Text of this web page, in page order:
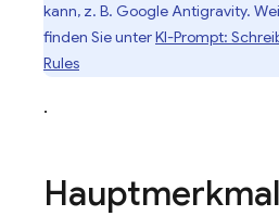
kann, z. B. Google Antigravity.
finden Sie unterKI-Prompt:
Rules
.